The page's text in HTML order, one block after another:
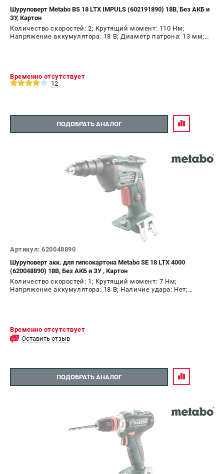
Шуруповерт Metabo BS 18 LTX IMPULS (602191890) 18В, Без АКБ и
ЗУ, Картон
Количество скоростей: 2; Крутящий момент: 110 Нм;
Напряжение аккумулятора: 18 В; Диаметр патрона: 13 мм;
Временно отсутствует
12
ПОДОБРАТЬ АНАЛОГ
Артикул: 620048890
Шуруповерт акк. для гипсокартона Metabo SE 18 LTX 4000
(620048890) 18В, Без АКБ и ЗУ , Картон
Количество скоростей: 1; Крутящий момент: 7 Нм;
Напряжение аккумулятора: 18 В; Наличие удара: Нет;
Временно отсутствует
Оставить отзыв
ПОДОБРАТЬ АНАЛОГ